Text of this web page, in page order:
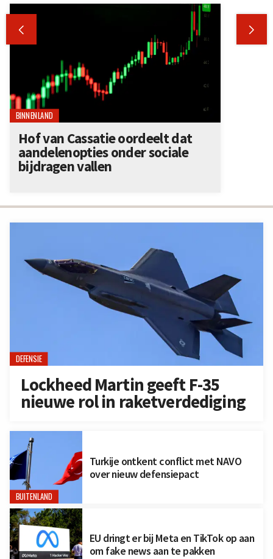
DEFENSIE
Lockheed Martin geeft F-35
nieuwe rol in raketverdediging
BUITENLAND
Turkije ontkent conflict met NAVO
over nieuw defensiepact
EU dringt er bij Meta en TikTok op aan
om fake news aan te pakken
 
BINNENLAND
Hof van Cassatie oordeelt dat
aandelenopties onder sociale
bijdragen vallen